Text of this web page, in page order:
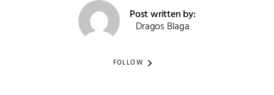
Post written by:
Dragos Blaga
FOLLOW